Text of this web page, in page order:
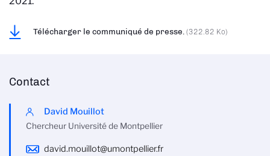
Télécharger le communiqué de presse. (322.82 Ko)
Contact
David Mouillot
Chercheur Université de Montpellier
david.mouillot@umontpellier.fr